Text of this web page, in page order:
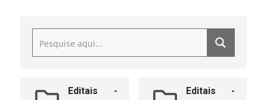
Editais -
Editais -